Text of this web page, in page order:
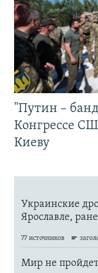
"Путин –
Конгрессе
Киеву